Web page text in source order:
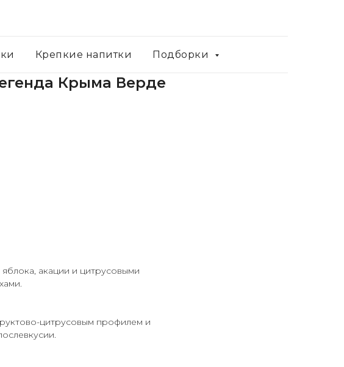
Крепкие напитки Подборки
Крыма Верде
акации и цитрусовыми
цитрусовым профилем и